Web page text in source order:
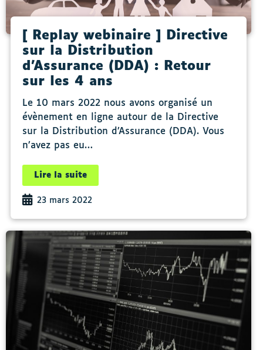
[ Replay webinaire ] Directive
sur la Distribution
d’Assurance (DDA) : Retour
sur les 4 ans
Le 10 mars 2022 nous avons organisé un
évènement en ligne autour de la Directive
sur la Distribution d’Assurance (DDA). Vous
n’avez pas eu…
Lire la suite
23 mars 2022